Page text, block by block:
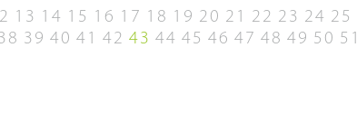
13 14 15 16 17 18 19 20 21 22 23 24 25
39 40 41 42 43 44 45 46 47 48 49 50 51